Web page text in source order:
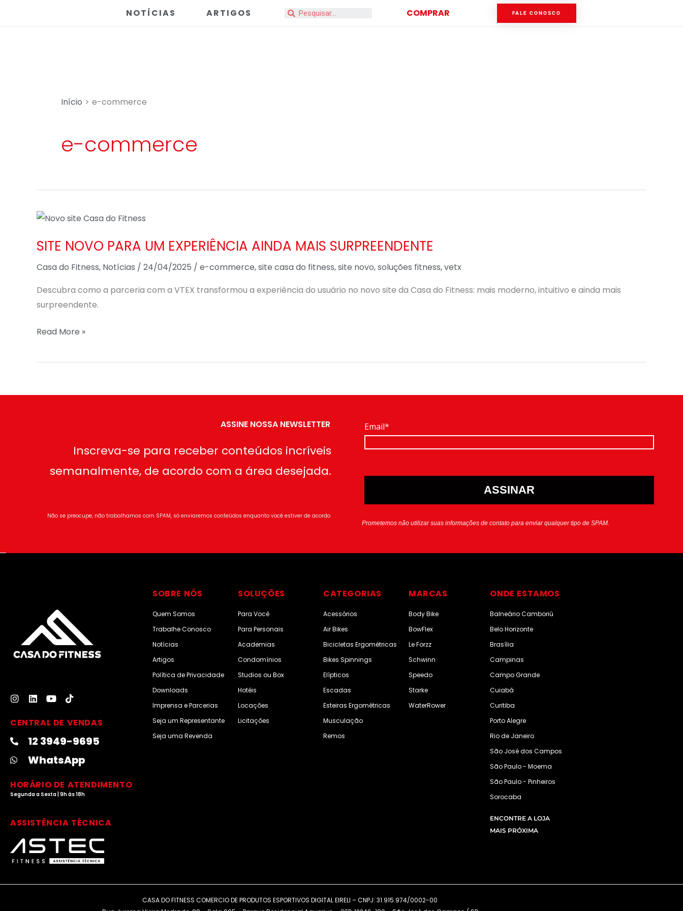
NOTÍCIAS ARTIGOS Search COMPRAR FALE CONOSCO
Início e-commerce
e-commerce
SITE NOVO PARA UM EXPERIÊNCIA AINDA MAIS SURPREENDENTE
Casa do Fitness, Notícias / 24/04/2025 / e-commerce,site casa do fitness,site novo,soluções fitness,vetx
Descubra como a parceria com a VTEX transformou a experiência do usuário no novo site da Casa do Fitness: mais moderno, intuitivo e ainda mais
surpreendente.
SITE
PARA
UM
AINDA
MAIS
Read More »
ASSINE NOSSA NEWSLETTER
Inscreva-se para receber conteúdos incríveis
semanalmente, de acordo com a área desejada.
Não se preocupe, não trabalhamos com SPAM, só enviaremos conteúdos enquanto você estiver de acordo.
Email*
ASSINAR
Prometemos não utilizar suas informações de contato para enviar qualquer tipo de SPAM.
I
n
t
g
a
L
i
k
d
n
Y
o
t
b
T
i
t
k
CENTRAL DE VENDAS
12 3949-9695
WhatsApp
HORÁRIO DE ATENDIMENTO
Segunda a Sexta | 9h às 18h
ASSISTÊNCIA TÉCNICA
SOBRE NÓS
Quem Somos
Trabalhe Conosco
Notícias
Artigos
Política de Privacidade
Downloads
Imprensa e Parcerias
Seja um Representante
Seja uma Revenda
SOLUÇÕES
Para Você
Para Personais
Academias
Condomínios
Studios ou Box
Hotéis
Locações
Licitações
CATEGORIAS
Acessórios
Air Bikes
Bicicletas Ergométricas
Bikes Spinnings
Elípticos
Escadas
Esteiras Ergométricas
Musculação
Remos
MARCAS
Body Bike
BowFlex
Le Forzz
Schwinn
Speedo
Starke
WaterRower
ONDE ESTAMOS
Balneário Camboriú
Belo Horizonte
Brasília
Campinas
Campo Grande
Cuiabá
Curitiba
Porto Alegre
Rio de Janeiro
São José dos Campos
São Paulo - Moema
São Paulo - Pinheiros
Sorocaba
ENCONTRE A LOJA
MAIS PRÓXIMA
CASA DO FITNESS COMERCIO DE PRODUTOS ESPORTIVOS DIGITAL EIRELI – CNPJ: 31.915.974/0002-00